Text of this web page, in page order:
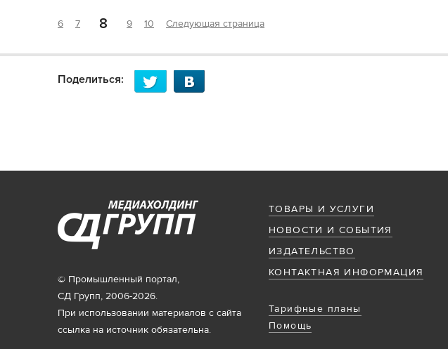
6 7 8 9 10 Следующая страница
Поделиться:
ТОВАРЫ И УСЛУГИ
НОВОСТИ И СОБЫТИЯ
ИЗДАТЕЛЬСТВО
КОНТАКТНАЯ ИНФОРМАЦИЯ
Тарифные планы
Помощь
© Промышленный портал,
СД Групп, 2006-2026.
При использовании материалов с сайта
ссылка на источник обязательна.